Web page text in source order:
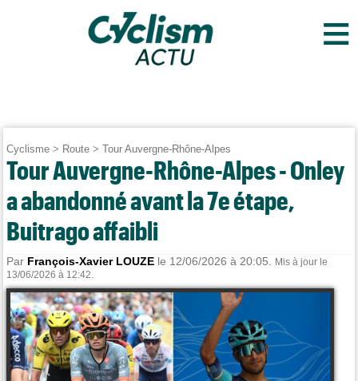
≡
Cyclisme > Route >Tour Auvergne-Rhône-Alpes
Tour Auvergne-Rhône-Alpes - Onley
a abandonné avant la 7e étape,
Buitrago affaibli
Par François-Xavier LOUZE le 12/06/2026 à 20:05.
Mis à jour le
13/06/2026 à 12:42.